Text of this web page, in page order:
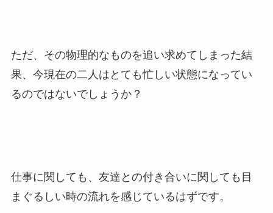
ただ、その物理的なものを追い求めてしまった結
果、今現在の二人はとても忙しい状態になってい
るのではないでしょうか？
仕事に関しても、友達との付き合いに関しても目
まぐるしい時の流れを感じているはずです。